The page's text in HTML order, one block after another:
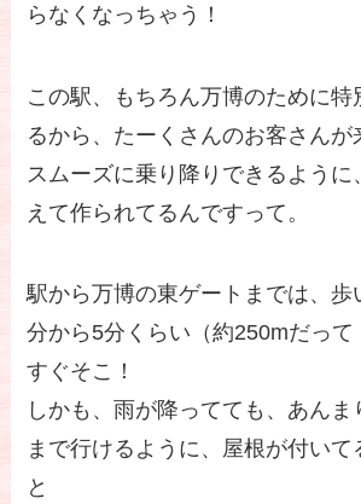
らなくなっちゃう！
この駅、もちろん万博のために特
るから、たーくさんのお客さんが
スムーズに乗り降りできるよう
えて作られてるんですって。
駅から万博の東ゲートまでは、歩
分から5分くらい（約250mだって
すぐそこ！
しかも、雨が降ってても、あん
まで行けるように、屋根が付いて
と